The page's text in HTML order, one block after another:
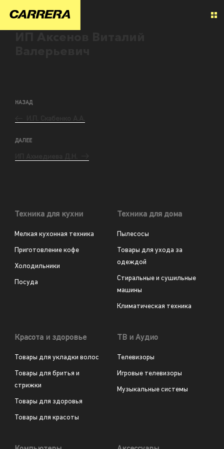
НАЗАД
ДАЛЕЕ
Техника для кухни
Мелкая кухонная техника
Приготовление кофе
Холодильники
Посуда
Техника для дома
Пылесосы
Товары для ухода за
одеждой
Стиральные и сушильные
машины
Климатическая техника
Красота и здоровье
Товары для укладки волос
Товары для бритья и
стрижки
Товары для здоровья
Товары для красоты
ТВ и Аудио
Телевизоры
Игровые телевизоры
Музыкальные системы